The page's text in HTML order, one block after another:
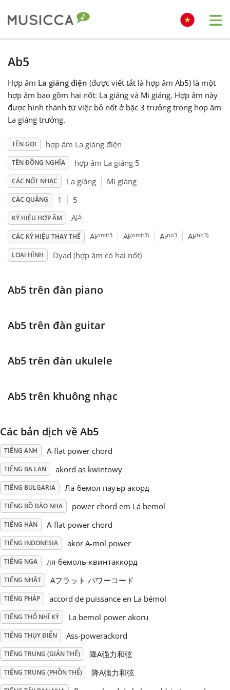
Български
Dansk
Deutsch
English
Español
Français
Português
Русский
Svenska
Tiếng Việt
Türkçe
Українська
简体中文
繁體中文
Ab5
Hợp âm La giáng điện (được viết tắt là hợp âm Ab5) là một
hợp âm bao gồm hai nốt: La giáng và Mi giáng. Hợp âm này
được hình thành từ việc bỏ nốt ở bậc 3 trưởng trong hợp âm
La giáng trưởng.
TÊN GỌI hợp âm La giáng điện
TÊN ĐỒNG NGHĨA hợp âm La giáng 5
CÁC NỐT NHẠC La giáng Mi giáng
CÁC QUÃNG 1 5
KÝ HIỆU HỢP ÂM A♭5
CÁC KÝ HIỆU THAY THẾ A♭omit3 A♭(omit3) A♭no3 A♭(no3)
LOẠI HÌNH Dyad (hợp âm có hai nốt)
Ab5 trên đàn piano
Ab5 trên đàn guitar
Ab5 trên đàn ukulele
Ab5 trên khuông nhạc
Các bản dịch về Ab5
TIẾNG ANH A-flat power chord
TIẾNG BA LAN akord as kwintowy
TIẾNG BULGARIA Ла-бемол пауър акорд
TIẾNG BỒ ĐÀO NHA power chord em Lá bemol
TIẾNG HÀN A-flat power chord
TIẾNG INDONESIA akor A-mol power
TIẾNG NGA ля-бемоль-квинтаккорд
TIẾNG NHẬT Aフラット パワーコード
TIẾNG PHÁP accord de puissance en La bémol
TIẾNG THỔ NHĨ KỲ La bemol power akoru
TIẾNG THỤY ĐIỂN Ass-powerackord
TIẾNG TRUNG (GIẢN THỂ) 降A强力和弦
TIẾNG TRUNG (PHỒN THỂ) 降A強力和弦